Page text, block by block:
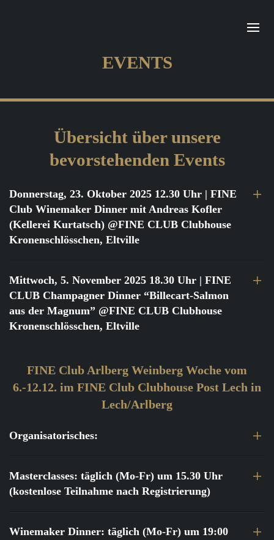
EVENTS
Übersicht über unsere
bevorstehenden Events
Donnerstag, 23. Oktober 2025 12.30 Uhr | FINE
Club Winemaker Dinner mit Andreas Kofler
(Kellerei Kurtatsch) @FINE CLUB Clubhouse
Kronenschlösschen, Eltville
Mittwoch, 5. November 2025 18.30 Uhr | FINE
CLUB Champagner Dinner “Billecart-Salmon
aus der Magnum” @FINE CLUB Clubhouse
Kronenschlösschen, Eltville
FINE Club Arlberg Weinberg Woche vom
6.-12.12. im FINE Club Clubhouse Post Lech in
Lech/Arlberg
Organisatorisches:
Masterclasses: täglich (Mo-Fr) um 15.30 Uhr
(kostenlose Teilnahme nach Registrierung)
Winemaker Dinner: täglich (Mo-Fr) um 19:00